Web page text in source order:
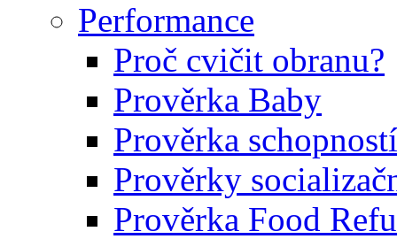
Performance
Proč cvičit obranu?
Prověrka Baby
Prověrka
Prověrky
Prověrka Food